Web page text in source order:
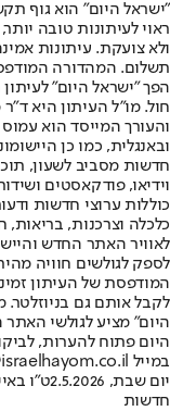
"ישראל היום" הוא גוף
ראוי לעיתונות טובה
ולא צועקת. עיתונות
הפך "ישראל היום"
חול. מו"ל העיתון היא
והעורך המייסד הוא
חדשות מסביב לשעון,
וידיאו, פודקאסטים
כוללות ערוצי חדשות
לאוויר האתר החדש
לספק לגולשים חוויה
המודפסת של העיתון
לקבל אותם גם בניוזלטר.
היום" מציע לגולשי
היום פתוח להערות,
במייל hayom@israelhayom.co.il.
יום שבת, 2.5.2026
ט"ו
חדשות